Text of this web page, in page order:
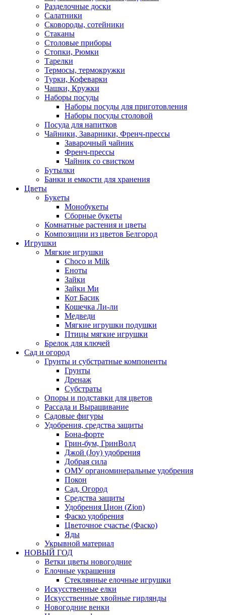
Разделочные доски
Салатники
Сковороды, сотейники
Стаканы
Столовые приборы
Стопки, Рюмки
Тарелки
Термосы, термокружки
Турки, Кофеварки
Чашки, Кружки
Наборы посуды
Наборы посуды для приготовления
Наборы посуды столовой
Посуда для напитков
Чайники, Заварники, Френч-прессы
Заварочный чайник
Френч-прессы
Чайник со свистком
Бутылки
Банки и емкости для хранения
Цветы
Букеты
Монобукеты
Сборные букеты
Комнатные растения и цветы
Композиции из цветов Белгород
Игрушки
Мягкие игрушки
Choco и Milk
Еноты
Зайки
Зайки Ми
Кот Басик
Кошечка Ли-ли
Медведи
Мягкие игрушки подушки
Птицы мягкие игрушки
Брелок для ключей
Сад и огород
Грунты и субстратные компоненты
Грунты
Дренаж
Субстраты
Опоры и подставки для цветов
Рассада и Выращивание
Садовые фигуры
Удобрения, средства защиты
Бона-форте
Грин-бум, ГринВолд
Джой (Joy) удобрения
Добрая сила
ОМУ органоминеральные удобрения
Покон
Сад, Огород
Средства защиты
Удобрения Цион (Zion)
Фаско удобрения
Цветочное счастье (Фаско)
Яды
Укрывной материал
НОВЫЙ ГОД
Ветки цветы новогодние
Елочные украшения
Стеклянные елочные игрушки
Искусственные елки
Искусственные хвойные гирлянды
Новогодние венки